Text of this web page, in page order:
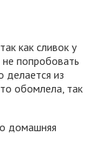
как сливок у
попробовать
делается из
обомлела, так
домашняя